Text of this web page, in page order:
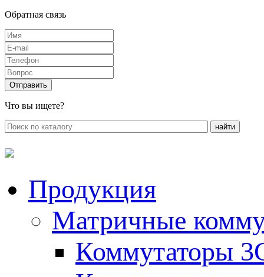
Обратная связь
Что вы ищете?
Продукция
Матричные
Коммутаторы